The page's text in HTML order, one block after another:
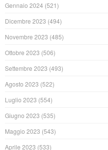
Gennaio 2024 (521)
Dicembre 2023 (494)
Novembre 2023 (485)
Ottobre 2023 (506)
Settembre 2023 (493)
Agosto 2023 (522)
Luglio 2023 (554)
Giugno 2023 (535)
Maggio 2023 (543)
Aprile 2023 (533)